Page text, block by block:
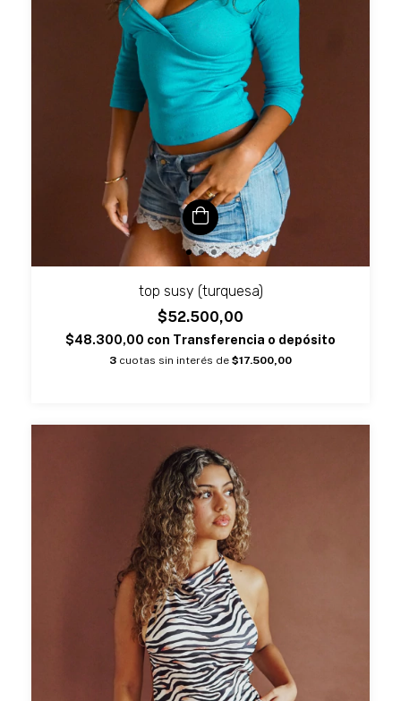
top susy (turquesa)
$52.500,00
$48.300,00 con Transferencia o depósito
3 cuotas sin interés de $17.500,00